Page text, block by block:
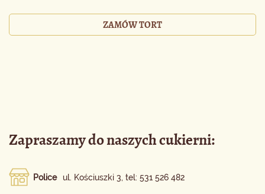
ZAMÓW TORT
Zapraszamy do naszych cukierni:
Police ul. Kościuszki 3, tel: 531 526 482